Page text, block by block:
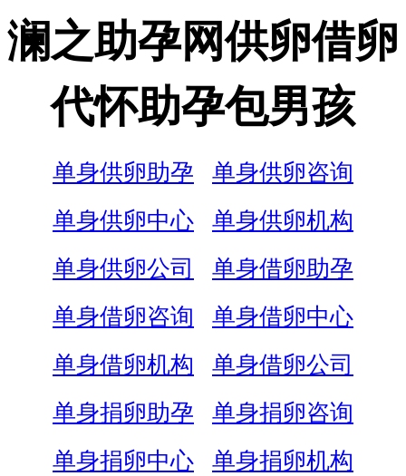
澜之助孕网供卵借卵
代怀助孕包男孩
单身供卵助孕
单身供卵咨询
单身供卵中心
单身供卵机构
单身供卵公司
单身借卵助孕
单身借卵咨询
单身借卵中心
单身借卵机构
单身借卵公司
单身捐卵助孕
单身捐卵咨询
单身捐卵中心
单身捐卵机构